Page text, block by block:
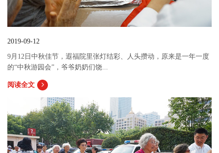
2019-09-12
9月12日中秋佳节，遐福院里张灯结彩、人头攒动，原来是一年一度
的“中秋游园会”，爷爷奶奶们饶...
阅读全文